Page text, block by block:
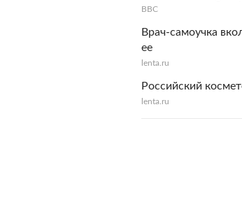
BBC
Врач-самоучка
ее
lenta.ru
Российский
lenta.ru